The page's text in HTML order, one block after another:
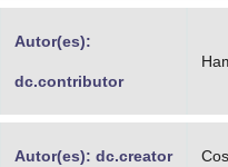
Autor(es):
dc.contributor
Autor(es): dc.creator